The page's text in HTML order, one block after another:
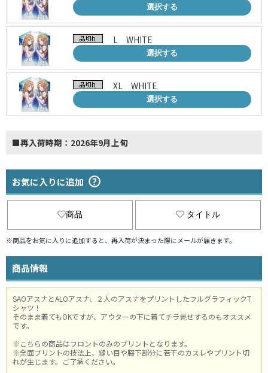
選択する
L WHITE
選択する
XL WHITE
選択する
■再入荷時期：2026年9月上旬
お気に入りに追加
商品 タイトル
※商品をお気に入りに追加すると、再入荷が決まった際にメールが届きます。
商品情報
SAOアスナとALOアスナ、２人のアスナをプリントしたフルグラフィックT
シャツ！
そのまま着てもOKですが、アウターの下に着てチラ見せするのもオススメ
です。
※こちらの商品はフロントのみのプリントとなります。
※全面プリントの技法上、縫い目や脇下部分に若干のカスレやプリント切
れが生じます。ご了承ください。